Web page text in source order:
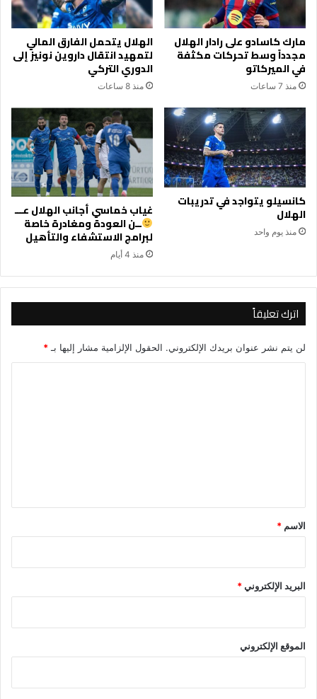
مارك كاسادو على رادار الهلال
مجدداً وسط تحركات مكثفة
في الميركاتو
منذ 7 ساعات
الهلال يتحمل الفارق المالي
لتمهيد انتقال داروين نونيز إلى
الدوري التركي
منذ 8 ساعات
كانسيلو يتواجد في تدريبات
الهلال
منذ يوم واحد
غياب خماسي أجانب الهلال عـــ
ــن العودة ومغادرة خاصة
لبرامج الاستشفاء والتأهيل
منذ 4 أيام
اترك تعليقاً
لن يتم نشر عنوان بريدك الإلكتروني. الحقول الإلزامية مشار إليها بـ *
*
الاسم *
البريد الإلكتروني*
الموقع الإلكتروني